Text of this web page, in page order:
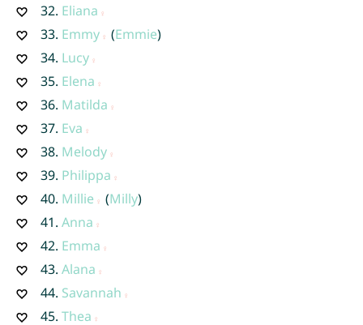
32. Eliana
33. Emmy (Emmie)
34. Lucy
35. Elena
36. Matilda
37. Eva
38. Melody
39. Philippa
40. Millie (Milly)
41. Anna
42. Emma
43. Alana
44. Savannah
45. Thea